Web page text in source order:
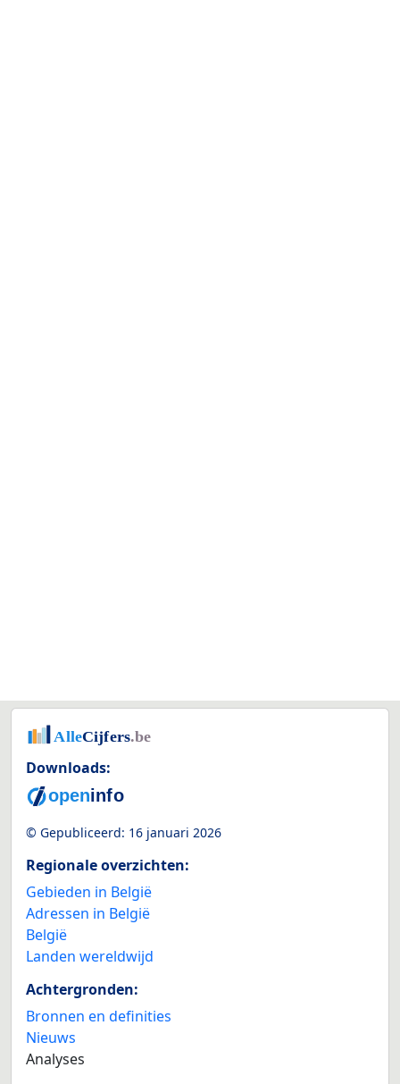
Downloads:
© Gepubliceerd: 16 januari 2026
Regionale overzichten:
Gebieden in België
Adressen in België
België
Landen wereldwijd
Achtergronden:
Bronnen en definities
Nieuws
Analyses